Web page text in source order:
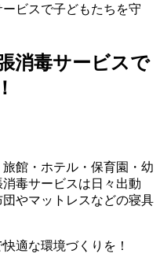
消毒サービスで
館・ホテル・保育園・幼
毒サービスは日々出動
やマットレスなどの寝具